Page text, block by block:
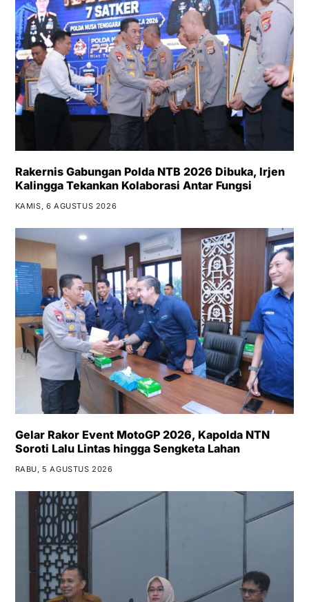
Rakernis Gabungan Polda NTB 2026 Dibuka, Irjen
Kalingga Tekankan Kolaborasi Antar Fungsi
KAMIS, 6 AGUSTUS 2026
Gelar Rakor Event MotoGP 2026, Kapolda NTN
Soroti Lalu Lintas hingga Sengketa Lahan
RABU, 5 AGUSTUS 2026